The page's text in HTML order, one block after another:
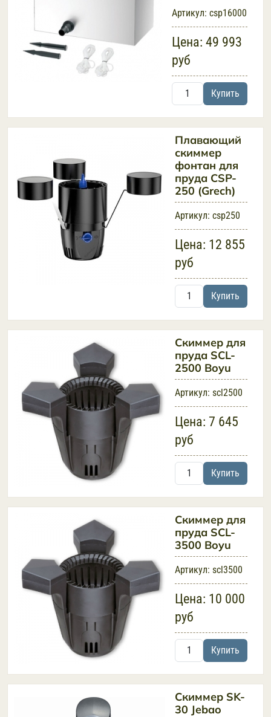
Артикул: csp16000
Цена: 49 993
руб
Купить
Плавающий
скиммер
фонтан для
пруда CSP-
250 (Grech)
Артикул: csp250
Цена: 12 855
руб
Купить
Скиммер для
пруда SCL-
2500 Boyu
Артикул: scl2500
Цена: 7 645
руб
Купить
Скиммер для
пруда SCL-
3500 Boyu
Артикул: scl3500
Цена: 10 000
руб
Купить
Скиммер SK-
30 Jebao